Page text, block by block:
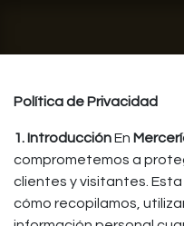
Política de Privacidad
1. IntroducciónEn
comprometemos a
clientes y visitantes.
cómo recopilamos,